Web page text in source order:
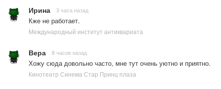
Ирина 3 часа назад
Кже не работает.
Международный институт антиквариата
Вера 8 часов назад
Хожу сюда довольно часто, мне тут очень уютно и приятно.
Кинотеатр Синема Стар Принц плаза